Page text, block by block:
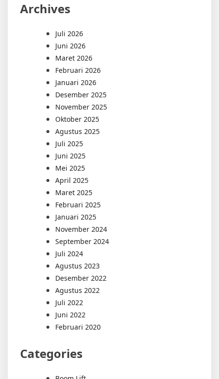
Archives
Juli 2026
Juni 2026
Maret 2026
Februari 2026
Januari 2026
Desember 2025
November 2025
Oktober 2025
Agustus 2025
Juli 2025
Juni 2025
Mei 2025
April 2025
Maret 2025
Februari 2025
Januari 2025
November 2024
September 2024
Juli 2024
Agustus 2023
Desember 2022
Agustus 2022
Juli 2022
Juni 2022
Februari 2020
Categories